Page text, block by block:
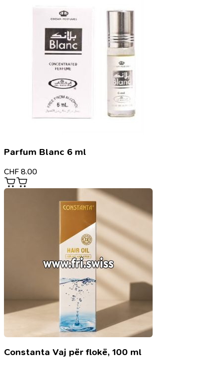
Parfum Blanc 6 ml
CHF 8.00
Constanta Vaj për flokë, 100 ml